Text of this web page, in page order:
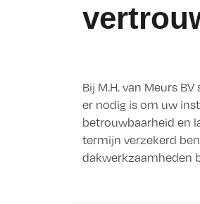
Bij M.H. van Meurs
er nodig is om uw
betrouwbaarheid en
termijn verzekerd
dakwerkzaamheden